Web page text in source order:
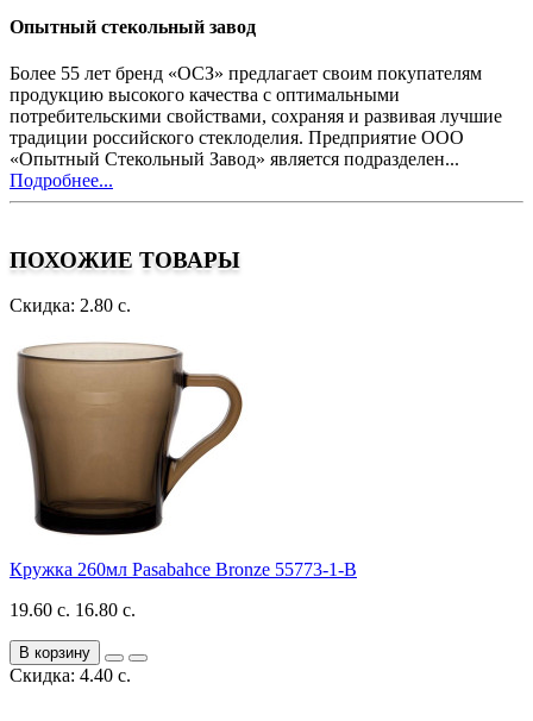
Опытный стекольный завод
Более 55 лет бренд «ОСЗ» предлагает своим покупателям
продукцию высокого качества с оптимальными
потребительскими свойствами, сохраняя и развивая лучшие
традиции российского стеклоделия. Предприятие ООО
«Опытный Стекольный Завод» является подразделен...
Подробнее...
ПОХОЖИЕ ТОВАРЫ
Скидка: 2.80 с.
Кружка 260мл Pasabahce Bronze 55773-1-B
19.60 с. 16.80 с.
В корзину
Скидка: 4.40 с.